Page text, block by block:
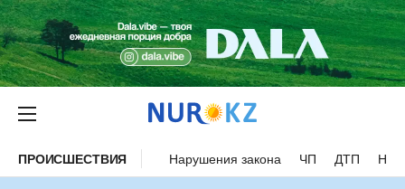
ПРОИСШЕСТВИЯ Нарушения закона ЧП ДТП